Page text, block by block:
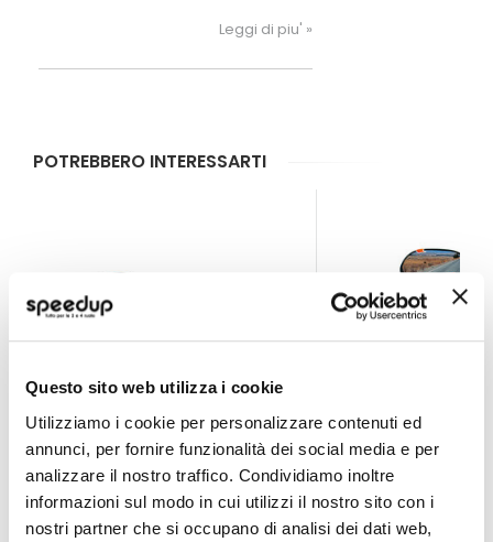
Questo sito web utilizza i cookie
Utilizziamo i cookie per personalizzare contenuti ed
annunci, per fornire funzionalità dei social media e per
analizzare il nostro traffico. Condividiamo inoltre
informazioni sul modo in cui utilizzi il nostro sito con i
nostri partner che si occupano di analisi dei dati web,
panoramica? Scopri i marchi Brunner
Leggi di piu' »
POTREBBERO INTERESSARTI
Specchi supplementari Rider Pro - BRUNNER
Specchi